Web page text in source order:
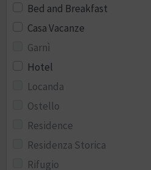
Bed and Breakfast
Casa Vacanze
Garnì
Hotel
Locanda
Ostello
Residence
Residenza Storica
Rifugio